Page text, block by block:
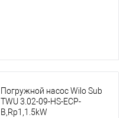
Погружной насос Wilo Sub
TWU 3.02-09-HS-ECP-
B,Rp1,1.5kW